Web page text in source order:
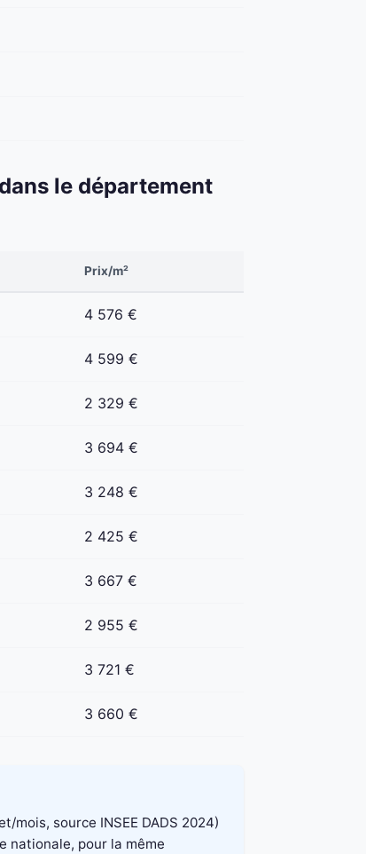
le département
Prix/m²
4 576 €
4 599 €
2 329 €
3 694 €
3 248 €
2 425 €
3 667 €
2 955 €
3 721 €
3 660 €
source INSEE DADS 2024)
nationale, pour la même